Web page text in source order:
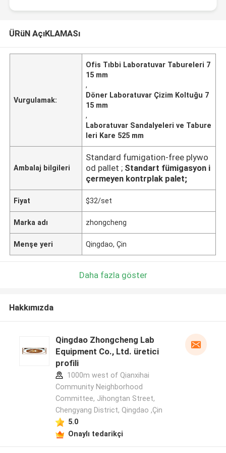
ÜRüN AçıKLAMASı
Vurgulamak:
Ofis Tıbbi Laboratuvar Tabureleri 7
15 mm
,
Döner Laboratuvar Çizim Koltuğu 7
15 mm
,
Laboratuvar Sandalyeleri ve Tabure
leri Kare 525 mm
Ambalaj bilgileri
Standard fumigation-free plywo
od pallet ; Standart fümigasyon i
çermeyen kontrplak palet;
Fiyat $32/set
Marka adı zhongcheng
Menşe yeri Qingdao, Çin
Daha fazla göster
Hakkımızda
Qingdao Zhongcheng Lab
Equipment Co., Ltd. üretici
profili
1000m west of Qianxihai
Community Neighborhood
Committee, Jihongtan Street,
Chengyang District, Qingdao ,Çin
5.0
Onaylı tedarikçi